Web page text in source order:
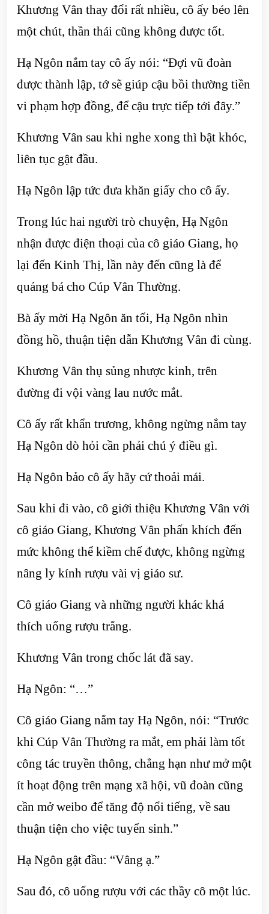
Khương Vân thay đổi rất nhiều, cô ấy béo lên
một chút, thần thái cũng không được tốt.
Hạ Ngôn nắm tay cô ấy nói: “Đợi vũ đoàn
được thành lập, tớ sẽ giúp cậu bồi thường tiền
vi phạm hợp đồng, để cậu trực tiếp tới đây.”
Khương Vân sau khi nghe xong thì bật khóc,
liên tục gật đầu.
Hạ Ngôn lập tức đưa khăn giấy cho cô ấy.
Trong lúc hai người trò chuyện, Hạ Ngôn
nhận được điện thoại của cô giáo Giang, họ
lại đến Kinh Thị, lần này đến cũng là để
quảng bá cho Cúp Vân Thường.
Bà ấy mời Hạ Ngôn ăn tối, Hạ Ngôn nhìn
đồng hồ, thuận tiện dẫn Khương Vân đi cùng.
Khương Vân thụ sủng nhược kinh, trên
đường đi vội vàng lau nước mắt.
Cô ấy rất khẩn trương, không ngừng nắm tay
Hạ Ngôn dò hỏi cần phải chú ý điều gì.
Hạ Ngôn bảo cô ấy hãy cứ thoải mái.
Sau khi đi vào, cô giới thiệu Khương Vân với
cô giáo Giang, Khương Vân phấn khích đến
mức không thể kiềm chế được, không ngừng
nâng ly kính rượu vài vị giáo sư.
Cô giáo Giang và những người khác khá
thích uống rượu trắng.
Khương Vân trong chốc lát đã say.
Hạ Ngôn: “…”
Cô giáo Giang nắm tay Hạ Ngôn, nói: “Trước
khi Cúp Vân Thường ra mắt, em phải làm tốt
công tác truyền thông, chẳng hạn như mở một
ít hoạt động trên mạng xã hội, vũ đoàn cũng
cần mở weibo để tăng độ nổi tiếng, về sau
thuận tiện cho việc tuyển sinh.”
Hạ Ngôn gật đầu: “Vâng ạ.”
Sau đó, cô uống rượu với các thầy cô một lúc.